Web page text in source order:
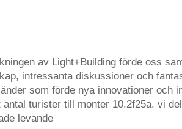
av Light+Building förde oss
intressanta diskussioner och
som förde nya innovationer och
turister till monter 10.2f25a. vi
levande